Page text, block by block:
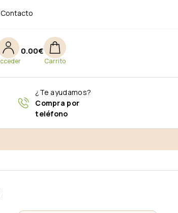
Contacto
0.00€
¿Te ayudamos?
Compra por
teléfono